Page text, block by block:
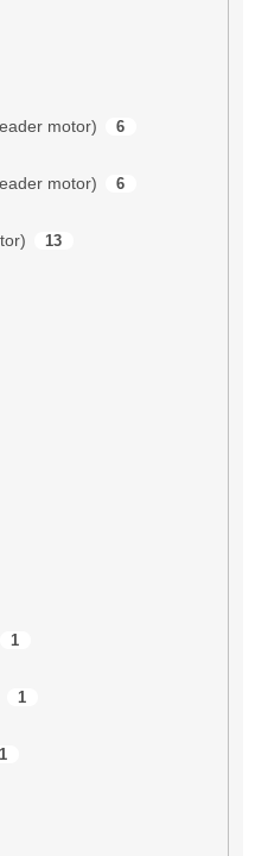
motor) 6
motor) 6
13
1
1
1